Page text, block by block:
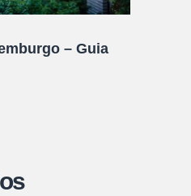
– Guia